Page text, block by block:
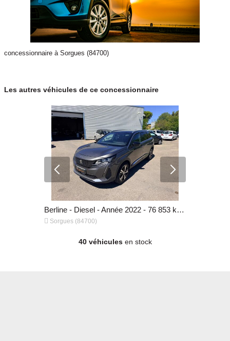
concessionnaire à Sorgues (84700)
Les autres véhicules de ce concessionnaire
Berline - Diesel - Année 2022 - 76 853 km, 24 900 €
 Sorgues (84700)
40 véhiculesen stock